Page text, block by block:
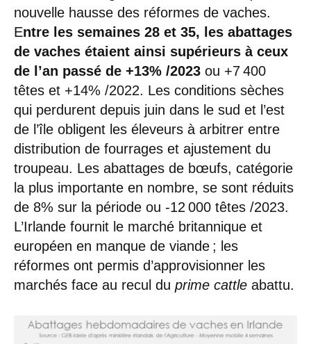
nouvelle hausse des réformes de vaches.
Entre les semaines 28 et 35, les abattages
de vaches étaient ainsi supérieurs à ceux
de l’an passé de +13% /2023 ou +7 400
têtes et +14% /2022. Les conditions sèches
qui perdurent depuis juin dans le sud et l’est
de l’île obligent les éleveurs à arbitrer entre
distribution de fourrages et ajustement du
troupeau. Les abattages de bœufs, catégorie
la plus importante en nombre, se sont réduits
de 8% sur la période ou -12 000 têtes /2023.
L’Irlande fournit le marché britannique et
européen en manque de viande ; les
réformes ont permis d’approvisionner les
marchés face au recul du prime cattle abattu.